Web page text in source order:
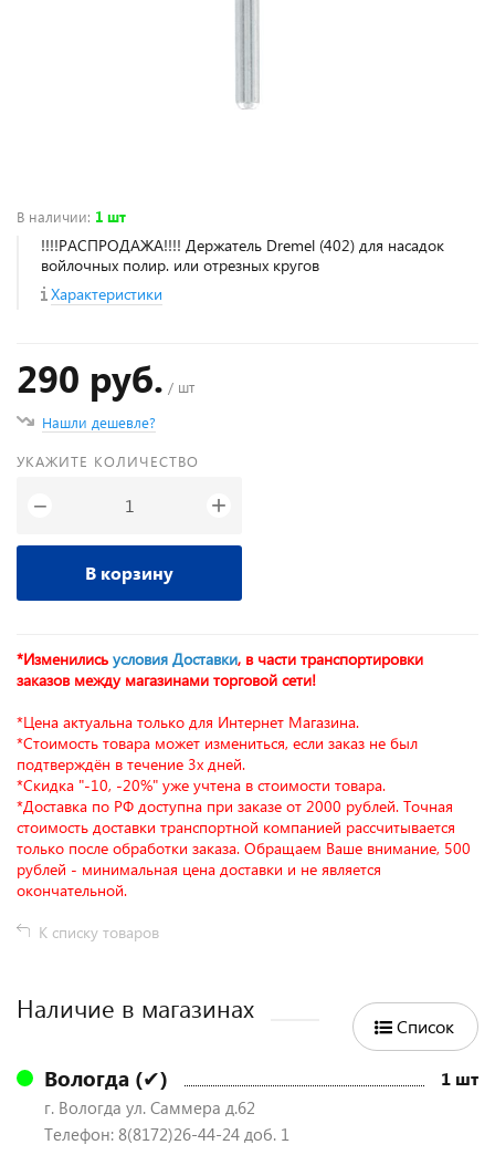
В наличии: 1 шт
!!!!РАСПРОДАЖА!!!! Держатель Dremel (402) для насадок
войлочных полир. или отрезных кругов
Характеристики
290 руб. / шт
Нашли дешевле?
УКАЖИТЕ КОЛИЧЕСТВО
− +
В корзину
*Изменились условия Доставки, в части транспортировки
заказов между магазинами торговой сети!
*Цена актуальна только для Интернет Магазина.
*Стоимость товара может измениться, если заказ не был
подтверждён в течение 3х дней.
*Скидка "-10, -20%" уже учтена в стоимости товара.
*Доставка по РФ доступна при заказе от 2000 рублей. Точная
стоимость доставки транспортной компанией рассчитывается
только после обработки заказа. Обращаем Ваше внимание, 500
рублей - минимальная цена доставки и не является
окончательной.
К списку товаров
Наличие в магазинах
Список
Вологда (✔) 1 шт
г. Вологда ул. Саммера д.62
Телефон: 8(8172)26-44-24 доб. 1